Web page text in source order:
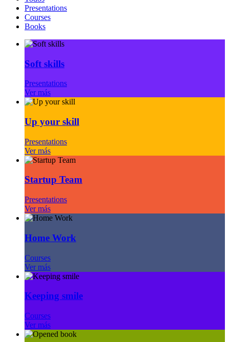
Presentations
Courses
Books
Soft skills
Presentations
Ver más
Up your skill
Presentations
Ver más
Startup Team
Presentations
Ver más
Home Work
Courses
Ver más
Keeping smile
Courses
Ver más